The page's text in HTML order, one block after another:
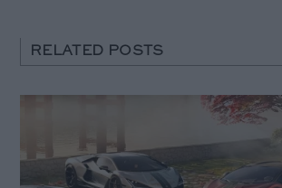
RELATED POSTS